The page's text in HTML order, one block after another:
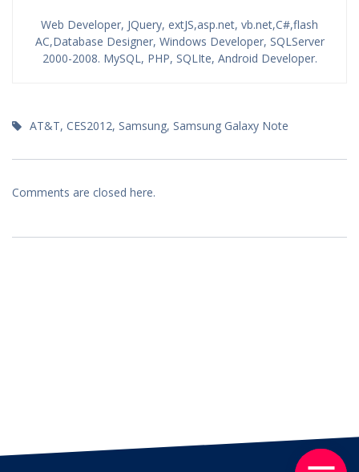
Web Developer, JQuery, extJS,asp.net, vb.net,C#,flash
AC,Database Designer, Windows Developer, SQLServer
2000-2008. MySQL, PHP, SQLIte, Android Developer.
AT&T, CES2012, Samsung, Samsung Galaxy Note
Comments are closed here.